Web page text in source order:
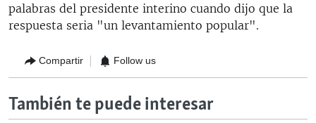
palabras del presidente interino cuando dijo que la
respuesta seria "un levantamiento popular".
Compartir Follow us
También te puede interesar